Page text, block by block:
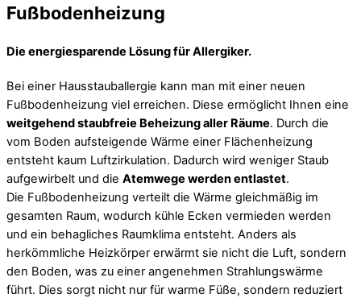
Fußbodenheizung
Die energiesparende Lösung für Allergiker.
Bei einer Hausstauballergie kann man mit einer neuen
Fußbodenheizung viel erreichen. Diese ermöglicht Ihnen eine
weitgehend staubfreie Beheizung aller Räume. Durch die
vom Boden aufsteigende Wärme einer Flächenheizung
entsteht kaum Luftzirkulation. Dadurch wird weniger Staub
aufgewirbelt und die Atemwege werden entlastet.
Die Fußbodenheizung verteilt die Wärme gleichmäßig im
gesamten Raum, wodurch kühle Ecken vermieden werden
und ein behagliches Raumklima entsteht. Anders als
herkömmliche Heizkörper erwärmt sie nicht die Luft, sondern
den Boden, was zu einer angenehmen Strahlungswärme
führt. Dies sorgt nicht nur für warme Füße, sondern reduziert